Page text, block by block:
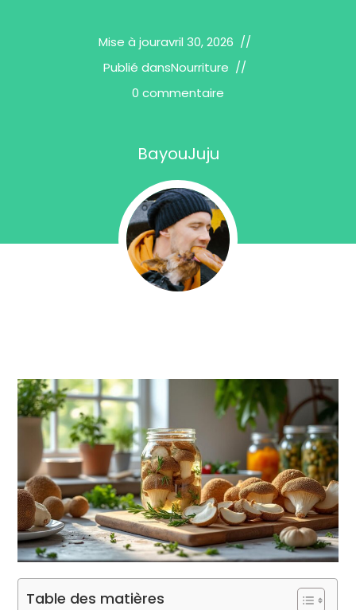
Mise à jouravril 30, 2026
Publié dansNourriture
0 commentaire
BayouJuju
Table des matières